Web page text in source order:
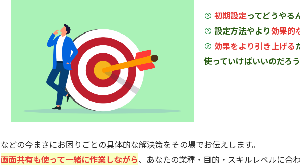
初期設定ってどうやる
設定方法やより効果的
効果をより引き上げる
使っていけばいいのだろ
などの今まさにお困りごとの具体的な解決策をその場でお伝えします。
画面共有も使って一緒に作業しながら、あなたの業種・目的・スキルレベルに合